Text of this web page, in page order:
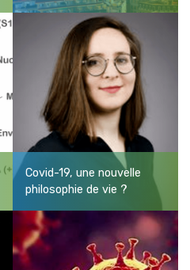
Covid-19, une nouvelle
philosophie de vie ?